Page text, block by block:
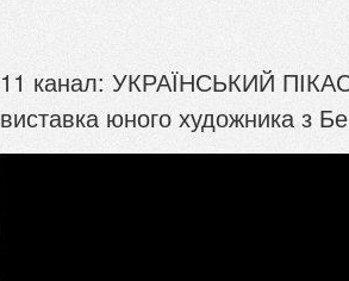
11 канал: УКРАЇНСЬКИЙ
виставка юного художника з